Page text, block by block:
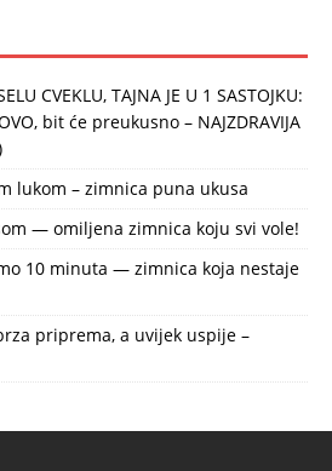
CVEKLU, TAJNA JE U 1 SASTOJKU:
bit će preukusno – NAJZDRAVIJA
lukom – zimnica puna ukusa
— omiljena zimnica koju svi vole!
10 minuta — zimnica koja nestaje
priprema, a uvijek uspije –